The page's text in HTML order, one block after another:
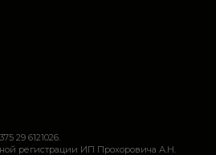
29 6121026.
регистрации ИП Прохоровича А.Н.